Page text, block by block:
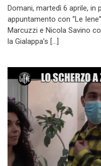
Domani, martedì 6 aprile, in
appuntamento con “Le
Marcuzzi e Nicola Savino
la Gialappa’s […]